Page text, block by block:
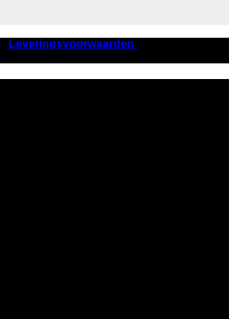
Leveringsvoorwaarden